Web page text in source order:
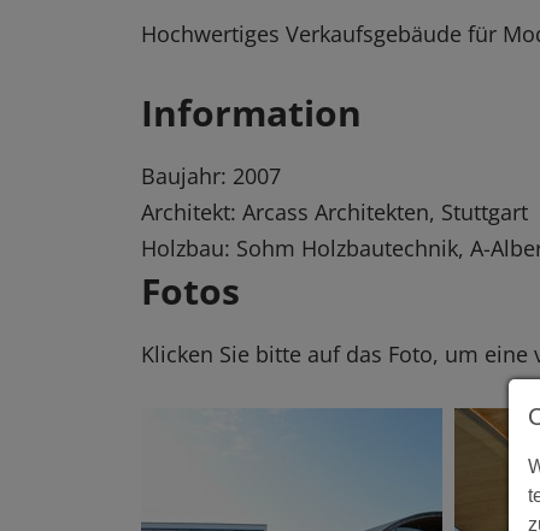
Hochwertiges Verkaufsgebäude für
Information
Baujahr: 2007
Architekt: Arcass Architekten, Stuttgart
Holzbau: Sohm Holzbautechnik, A-
Fotos
Klicken Sie bitte auf das Foto, um